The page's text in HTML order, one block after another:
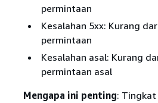
permintaan
Kesalahan 5xx: Kurang
permintaan
Kesalahan asal: Kurang
permintaan asal
Mengapa ini penting: Tingkat